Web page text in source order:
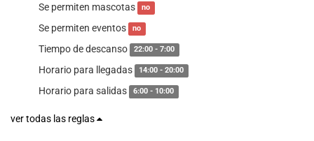
Se permiten mascotas no
Se permiten eventos no
Tiempo de descanso 22:00 - 7:00
Horario para llegadas 14:00 - 20:00
Horario para salidas 6:00 - 10:00
ver todas las reglas